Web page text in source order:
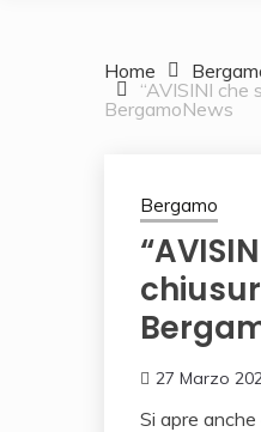
Home
“AVISINI che
BergamoNews
Bergamo
27 Marzo
Si apre